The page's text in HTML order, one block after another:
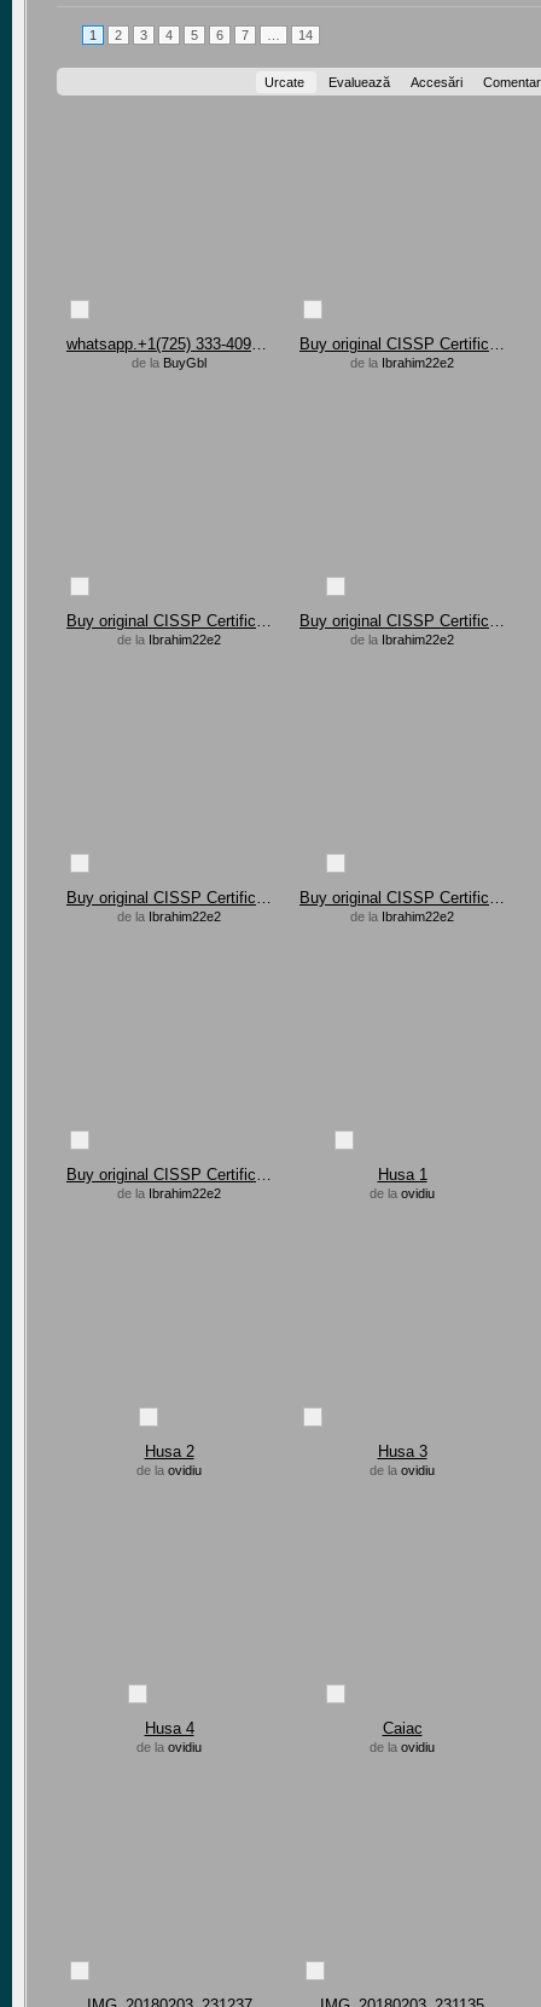
1 2 3 4 5 6 7 … 14
Urcate Evaluează Accesări
whatsapp.+1(725) 333-4092 Buy GBL online in New Zealand
de la BuyGbl
Buy original CISSP Certification in Brazil, USA
de la Ibrahim22e2
Buy original CISSP Certification in Brazil, USA
de la Ibrahim22e2
Buy original CISSP Certification in Brazil, USA
de la Ibrahim22e2
Buy original CISSP Certification in Brazil, USA
de la Ibrahim22e2
Buy original CISSP Certification in Brazil, USA
de la Ibrahim22e2
Buy original CISSP Certification in Brazil, USA
de la Ibrahim22e2
Husa 1
de la ovidiu
Husa 2
de la ovidiu
Husa 3
de la ovidiu
Husa 4
de la ovidiu
Caiac
de la ovidiu